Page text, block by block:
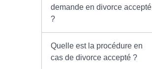
demande en divorce accepté
?
Quelle est la procédure en
cas de divorce accepté ?